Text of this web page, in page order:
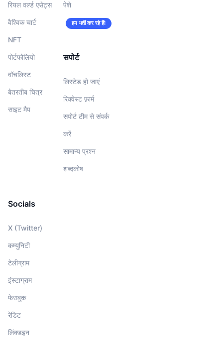
रियल वर्ल्ड एसेट्स
वैश्विक चार्ट
NFT
पोर्टफोलियो
वॉचलिस्‍ट
बेतरतीब चित्र
साइट मैप
पेशे
हम भर्ती कर रहे हैं!
सपोर्ट
लिस्टेड हो जाएं
रिक्वेस्ट फ़ार्म
सपोर्ट टीम से संपर्क
करें
सामान्य प्रश्न
शब्दकोष
Socials
X (Twitter)
कम्युनिटी
टेलीग्राम
इंस्टाग्राम
फेसबुक
रेडिट
लिंक्डइन